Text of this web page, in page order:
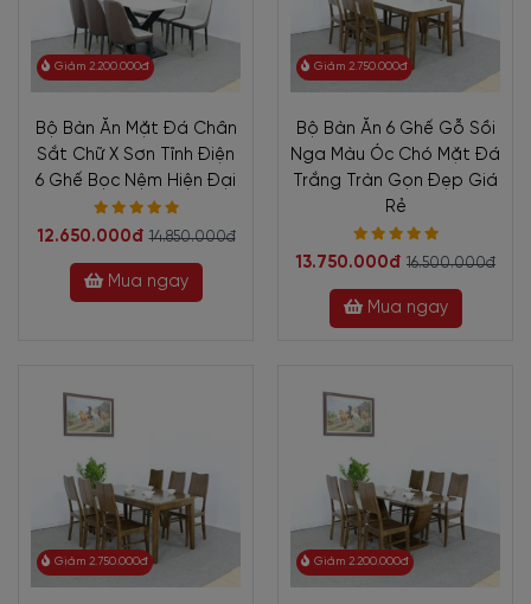
Giảm 2.200.000đ
Bộ Bàn Ăn Mặt Đá Chân
Sắt Chữ X Sơn Tĩnh Điện
6 Ghế Bọc Nệm Hiện Đại
12.650.000đ 14.850.000đ
Mua ngay
Giảm 2.750.000đ
Bộ Bàn Ăn 6 Ghế Gỗ Sồi
Nga Màu Óc Chó Mặt Đá
Trắng Tràn Gọn Đẹp Giá
Rẻ
13.750.000đ 16.500.000đ
Mua ngay
Giảm 2.750.000đ Giảm 2.200.000đ